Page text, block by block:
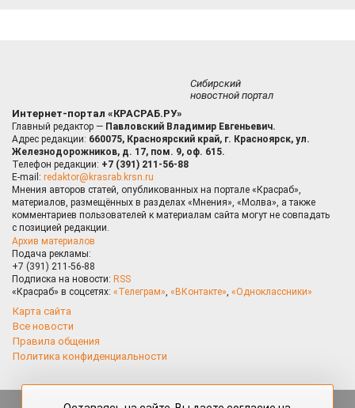
Сибирский
новостной портал
Интернет-портал «КРАСРАБ.РУ»
Главный редактор — Павловский Владимир Евгеньевич.
Адрес редакции: 660075, Красноярский край, г. Красноярск, ул.
Железнодорожников, д. 17, пом. 9, оф. 615.
Телефон редакции: +7 (391) 211-56-88
E-mail: redaktor@krasrab.krsn.ru
Мнения авторов статей, опубликованных на портале «Красраб»,
материалов, размещённых в разделах «Мнения», «Молва», а также
комментариев пользователей к материалам сайта могут не совпадать
с позицией редакции.
Архив материалов
Подача рекламы:
+7 (391) 211-56-88
Подписка на новости: RSS
«Красраб» в соцсетях: «Телеграм», «ВКонтакте», «Одноклассники»
Карта сайта
Все новости
Правила общения
Политика конфиденциальности